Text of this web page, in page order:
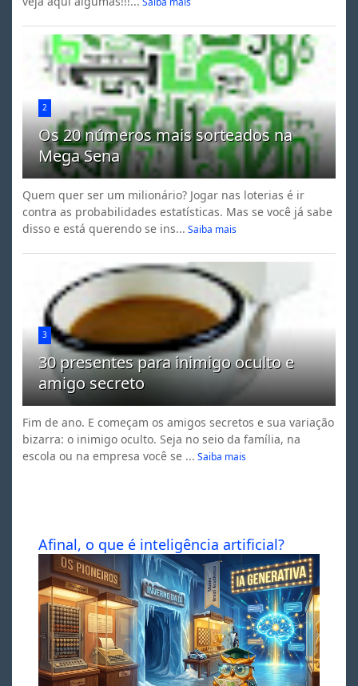
2
Os 20 números mais sorteados na
Mega Sena
Quem quer ser um milionário? Jogar nas loterias é ir
contra as probabilidades estatísticas. Mas se você já sabe
disso e está querendo se ins... Saiba mais
3
30 presentes para inimigo oculto e
amigo secreto
Fim de ano. E começam os amigos secretos e sua variação
bizarra: o inimigo oculto. Seja no seio da família, na
escola ou na empresa você se ... Saiba mais
Afinal, o que é inteligência artificial?